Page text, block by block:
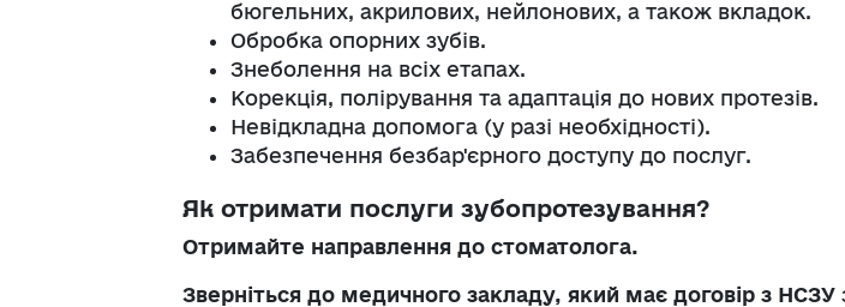
бюгельних, акрилових, нейлонових, а також вкладок.
Обробка опорних зубів.
Знеболення на всіх етапах.
Корекція, полірування та адаптація до нових протезів.
Невідкладна допомога (у разі необхідності).
Забезпечення безбар'єрного доступу до послуг.
Як отримати послуги зубопротезування?
Отримайте направлення до стоматолога.
Зверніться до медичного закладу, який має договір з НСЗУ